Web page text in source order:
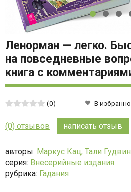
Ленорман — легко.
на повседневные
книга с
Средняя
из
(0) В
(0) отзывов написать отзыв
авторы: Маркус Кац, Тали Гудвин
серия: Внесерийные издания
рубрика: Гадания